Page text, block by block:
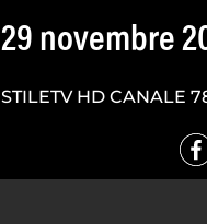
29 novembre
STILETV HD CANALE